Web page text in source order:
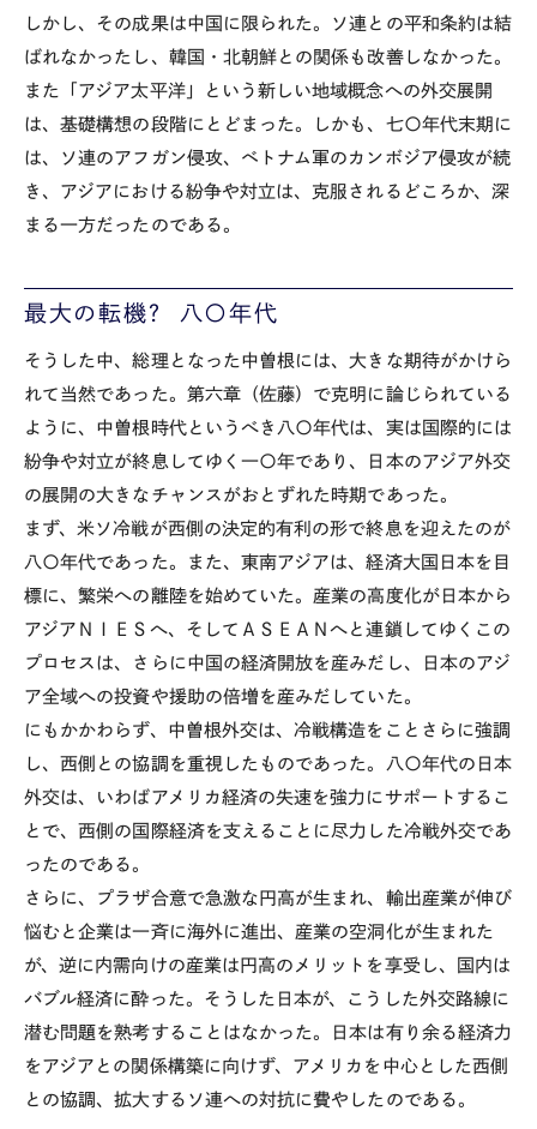
しかし、その成果は中国に限られた。ソ連との平和条約は結
ばれなかったし、韓国・北朝鮮との関係も改善しなかった。
また「アジア太平洋」という新しい地域概念への外交展開
は、基礎構想の段階にとどまった。しかも、七〇年代末期に
は、ソ連のアフガン侵攻、ベトナム軍のカンボジア侵攻が続
き、アジアにおける紛争や対立は、克服されるどころか、深
まる一方だったのである。
最大の転機？ 八〇年代
そうした中、総理となった中曽根には、大きな期待がかけら
れて当然であった。第六章（佐藤）で克明に論じられている
ように、中曽根時代というべき八〇年代は、実は国際的には
紛争や対立が終息してゆく一〇年であり、日本のアジア外交
の展開の大きなチャンスがおとずれた時期であった。
まず、米ソ冷戦が西側の決定的有利の形で終息を迎えたのが
八〇年代であった。また、東南アジアは、経済大国日本を目
標に、繁栄への離陸を始めていた。産業の高度化が日本から
アジアＮＩＥＳへ、そしてＡＳＥＡＮへと連鎖してゆくこの
プロセスは、さらに中国の経済開放を産みだし、日本のアジ
ア全域への投資や援助の倍増を産みだしていた。
にもかかわらず、中曽根外交は、冷戦構造をことさらに強調
し、西側との協調を重視したものであった。八〇年代の日本
外交は、いわばアメリカ経済の失速を強力にサポートするこ
とで、西側の国際経済を支えることに尽力した冷戦外交であ
ったのである。
さらに、プラザ合意で急激な円高が生まれ、輸出産業が伸び
悩むと企業は一斉に海外に進出、産業の空洞化が生まれた
が、逆に内需向けの産業は円高のメリットを享受し、国内は
バブル経済に酔った。そうした日本が、こうした外交路線に
潜む問題を熟考することはなかった。日本は有り余る経済力
をアジアとの関係構築に向けず、アメリカを中心とした西側
との協調、拡大するソ連への対抗に費やしたのである。